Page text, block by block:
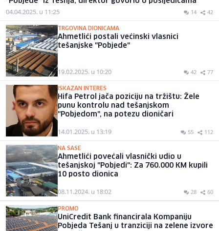
04.04.2025. u 11:25 14 42
TRGOVINA DIONICAMA
Ahmetlići postali većinski vlasnici
tešanjske "Pobjede"
19.02.2025. u 10:20 42 77
ISKAZAN INTERES
Hifa Petrol jača poziciju na tržištu: Žele
punu kontrolu nad tešanjskom
"Pobjedom", na potezu dioničari
14.01.2025. u 13:19 55 112
NA SASE
Ahmetlići povećali vlasnički udio u
tešanjskoj "Pobjedi": Za 760.000 KM kupili
10 posto dionica
08.11.2024. u 18:02 28 60
PROMO
UniCredit Bank financirala Kompaniju
Pobjeda Tešanj u tranziciji na zelene izvore